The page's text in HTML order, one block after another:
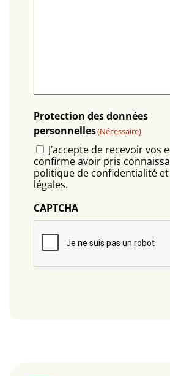
Protection des données
personnelles(Nécessaire)
J’accepte de recevoir vos
confirme avoir pris
politique de confidentialité
légales.
CAPTCHA